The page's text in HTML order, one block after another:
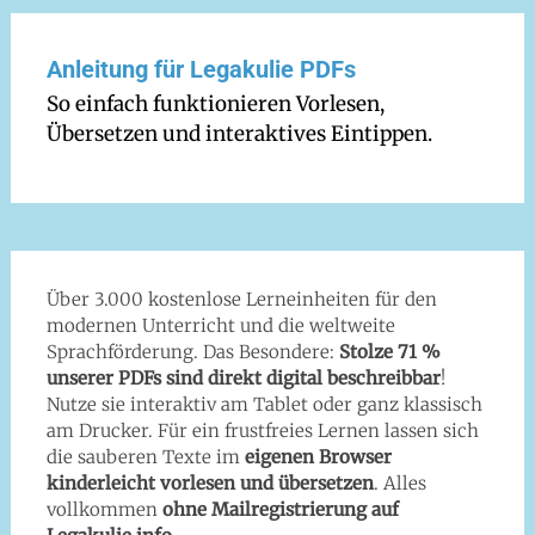
Anleitung für Legakulie PDFs
So einfach funktionieren Vorlesen,
Übersetzen und interaktives Eintippen.
Über 3.000 kostenlose Lerneinheiten für den
modernen Unterricht und die weltweite
Sprachförderung. Das Besondere: Stolze 71 %
unserer PDFs sind direkt digital beschreibbar!
Nutze sie interaktiv am Tablet oder ganz klassisch
am Drucker. Für ein frustfreies Lernen lassen sich
die sauberen Texte im eigenen Browser
kinderleicht vorlesen und übersetzen. Alles
vollkommen ohne Mailregistrierung auf